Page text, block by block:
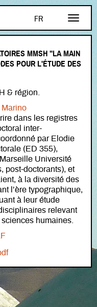
FR
EN
AR
contenu principal
MMSH "LA MAIN
POUR L'ÉTUDE DES
& région.
Marino
dans les registres
inter-
par Elodie
(ED 355),
Université
post-doctorants), et
à la diversité des
l’ère typographique,
à leur étude
relevant
humaines.